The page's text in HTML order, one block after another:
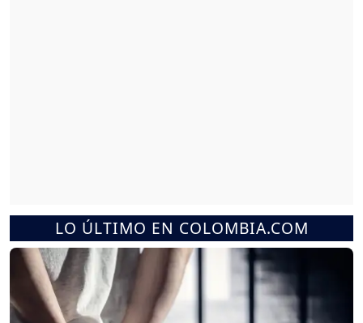
LO ÚLTIMO EN COLOMBIA.COM